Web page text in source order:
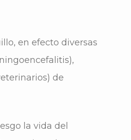
en efecto diversas
de
la vida del